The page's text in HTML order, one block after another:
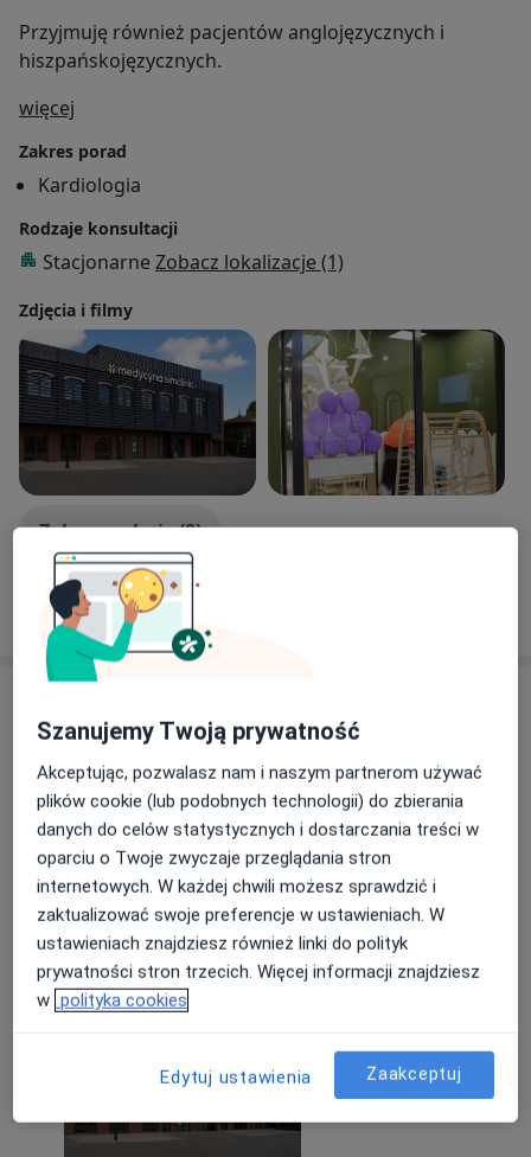
Przyjmuję również pacjentów anglojęzycznych i
hiszpańskojęzycznych.
więcej
Zakres porad
Kardiologia
Rodzaje konsultacji
Stacjonarne Zobacz lokalizacje (1)
Zdjęcia i filmy
Zobacz galerię (8)
lek. Justyna Rohun
Wajdeloty 12A, 80-437 Gdańsk
Zapraszam pacjentów dorosłych na wizyty
prywatne do kliniki prywatnej Medycyna SimClinic
w samym sercu Gdańska-Wrzeszcza. Komfortowe
wnętrza, obsługa na najwyższym poziomie -
zapraszam do umawiania online jak i
telefonicznie!
Dowiedz się więcej
27/02/2026
Szanujemy Twoją prywatność
Akceptując, pozwalasz nam i naszym partnerom używać
plików cookie (lub podobnych technologii) do zbierania
danych do celów statystycznych i dostarczania treści w
oparciu o Twoje zwyczaje przeglądania stron
internetowych. W każdej chwili możesz sprawdzić i
zaktualizować swoje preferencje w ustawieniach. W
ustawieniach znajdziesz również linki do polityk
prywatności stron trzecich. Więcej informacji znajdziesz
w polityka cookies
Edytuj ustawienia Zaakceptuj